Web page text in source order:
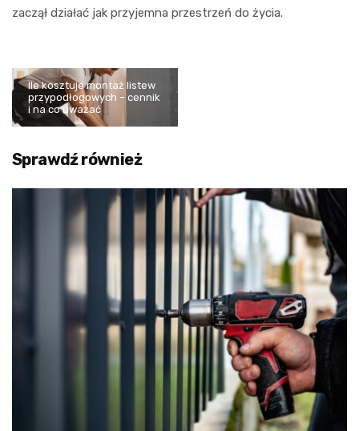
zaczął działać jak przyjemna przestrzeń do życia.
Ile kosztuje montaż listew
przypodłogowych – cennik
i na co uważać
Sprawdź również